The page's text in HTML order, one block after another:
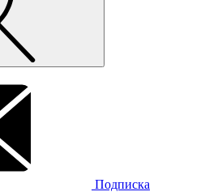
Подписка